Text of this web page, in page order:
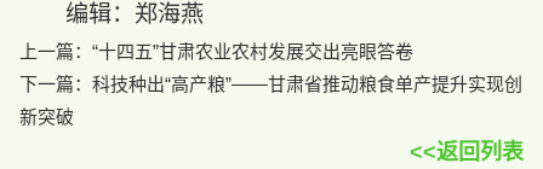
编辑：郑海燕
上一篇： “十四五”甘肃农业农村发展交出亮眼答卷
下一篇： 科技种出“高产粮”——甘肃省推动粮食单产提升实现创
新突破
<<返回列表